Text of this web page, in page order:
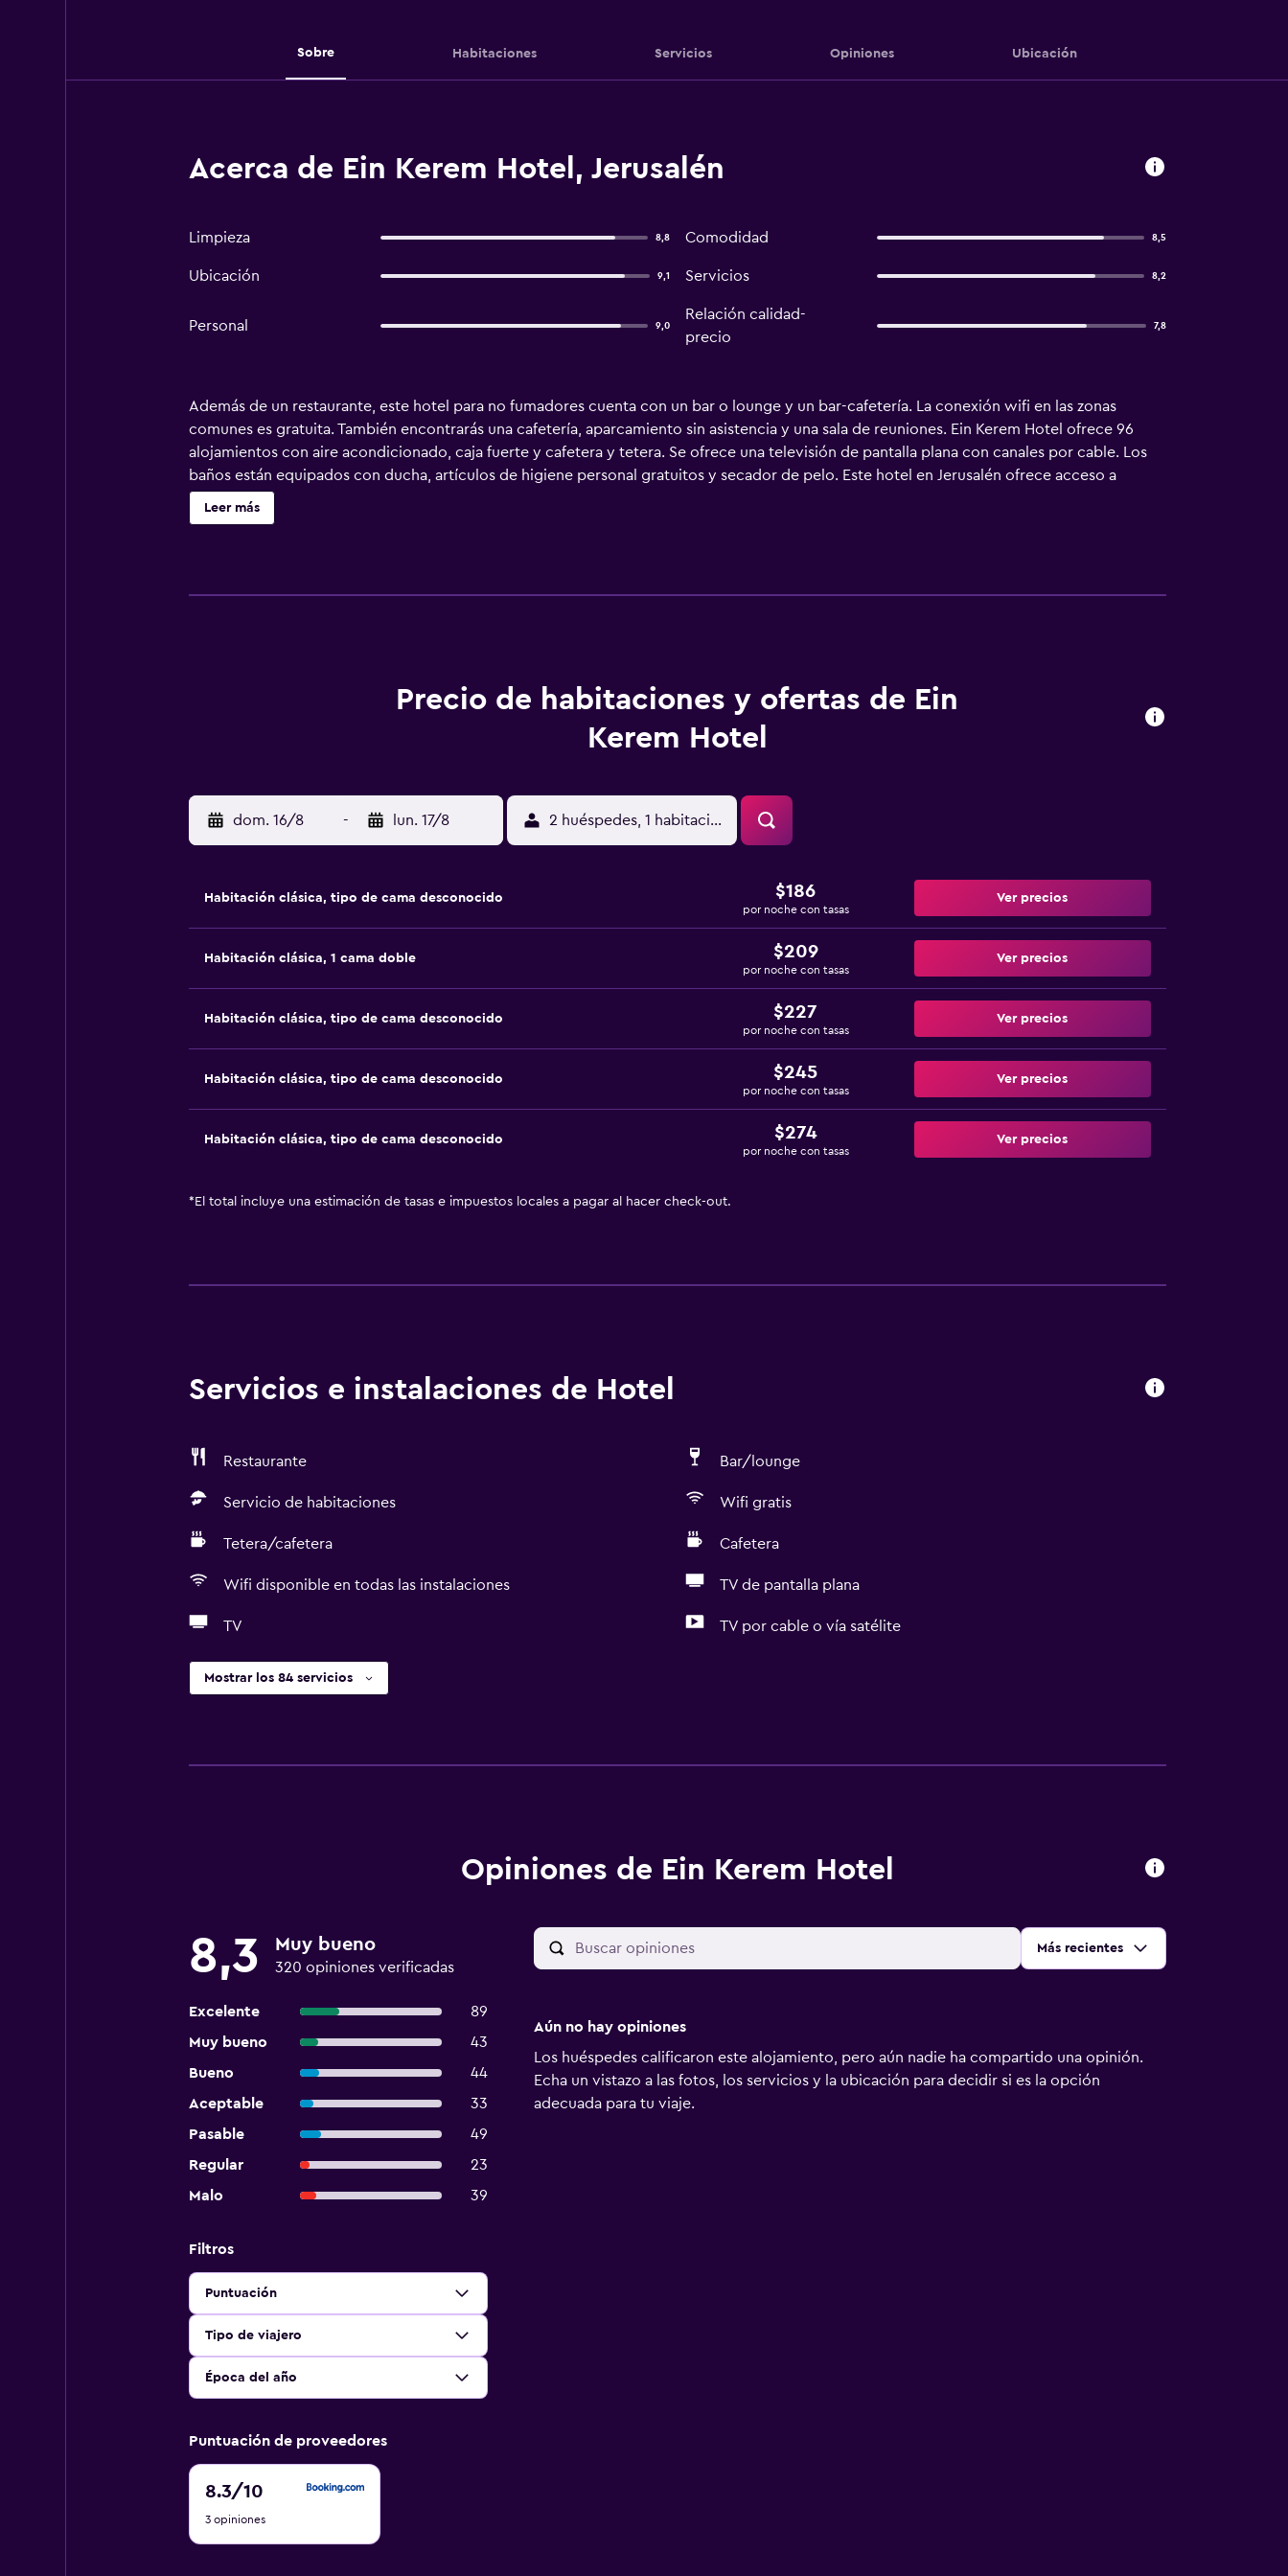
Sobre Habitaciones Servicios Opiniones Ubicación
Acerca de Ein Kerem Hotel, Jerusalén
Limpieza 8,8 Comodidad 8,5
Ubicación 9,1 Servicios 8,2
Personal 9,0
Relación calidad-
precio
7,8
Además de un restaurante, este hotel para no fumadores cuenta con un bar o lounge y un bar-cafetería. La conexión wifi en las zonas
comunes es gratuita. También encontrarás una cafetería, aparcamiento sin asistencia y una sala de reuniones. Ein Kerem Hotel ofrece 96
alojamientos con aire acondicionado, caja fuerte y cafetera y tetera. Se ofrece una televisión de pantalla plana con canales por cable. Los
baños están equipados con ducha, artículos de higiene personal gratuitos y secador de pelo. Este hotel en Jerusalén ofrece acceso a
Internet wifi gratis. Los servicios para las personas de negocios incluyen escritorio y teléfono. Se ofrece servicio de limpieza todos los días.
Leer más
Precio de habitaciones y ofertas de Ein
Kerem Hotel
dom. 16/8 - lun. 17/8 2 huéspedes, 1 habitación
Habitación clásica, tipo de cama desconocido $186
por noche con tasas
Ver precios
Habitación clásica, 1 cama doble $209
por noche con tasas
Ver precios
Habitación clásica, tipo de cama desconocido $227
por noche con tasas
Ver precios
Habitación clásica, tipo de cama desconocido $245
por noche con tasas
Ver precios
Habitación clásica, tipo de cama desconocido $274
por noche con tasas
Ver precios
* El total incluye una estimación de tasas e impuestos locales a pagar al hacer check-out.
Servicios e instalaciones de Hotel
Restaurante Bar/lounge
Servicio de habitaciones Wifi gratis
Tetera/cafetera Cafetera
Wifi disponible en todas las instalaciones TV de pantalla plana
TV TV por cable o vía satélite
Mostrar los 84 servicios
Opiniones de Ein Kerem Hotel
8,3 Muy bueno
320 opiniones verificadas
Excelente
89
Muy bueno
43
Bueno
44
Aceptable
33
Pasable
49
Regular
23
Malo
39
Ordenar por:
Más recientes
Filtros
Puntuación
Tipo de viajero
Época del año
Puntuación de proveedores
8.3/10
8.3
10
3 opiniones
Aún no hay opiniones
Los huéspedes calificaron este alojamiento, pero aún nadie ha compartido una opinión.
Echa un vistazo a las fotos, los servicios y la ubicación para decidir si es la opción
adecuada para tu viaje.